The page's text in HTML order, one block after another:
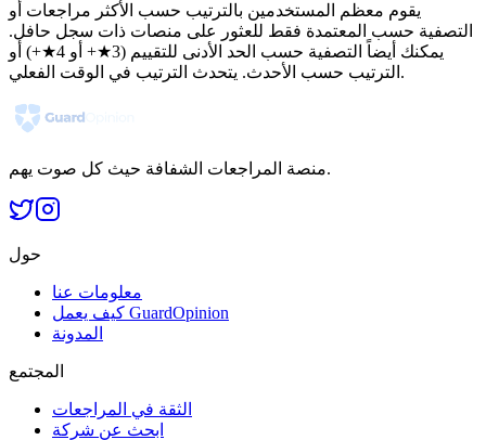
يقوم معظم المستخدمين بالترتيب حسب الأكثر مراجعات أو
التصفية حسب المعتمدة فقط للعثور على منصات ذات سجل حافل.
يمكنك أيضاً التصفية حسب الحد الأدنى للتقييم (3★+ أو 4★+) أو
الترتيب حسب الأحدث. يتحدث الترتيب في الوقت الفعلي.
منصة المراجعات الشفافة حيث كل صوت يهم.
حول
معلومات عنا
كيف يعمل GuardOpinion
المدونة
المجتمع
الثقة في المراجعات
ابحث عن شركة